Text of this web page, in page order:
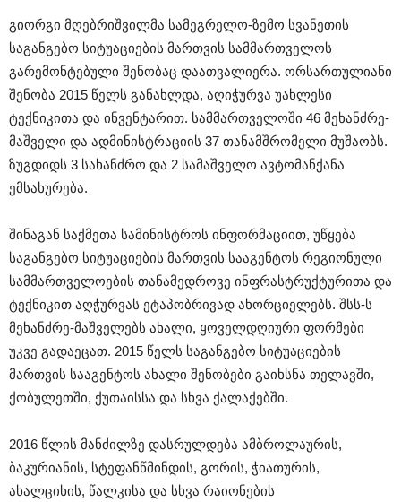
გიორგი მღებრიშვილმა სამეგრელო-ზემო სვანეთის
საგანგებო სიტუაციების მართვის სამმართველოს
გარემონტებული შენობაც დაათვალიერა. ორსართულიანი
შენობა 2015 წელს განახლდა, აღიჭურვა უახლესი
ტექნიკითა და ინვენტარით. სამმართველოში 46 მეხანძრე-
მაშველი და ადმინისტრაციის 37 თანამშრომელი მუშაობს.
ზუგდიდს 3 სახანძრო და 2 სამაშველო ავტომანქანა
ემსახურება.
შინაგან საქმეთა სამინისტროს ინფორმაციით, უწყება
საგანგებო სიტუაციების მართვის სააგენტოს რეგიონული
სამმართველოების თანამედროვე ინფრასტრუქტურითა და
ტექნიკით აღჭურვას ეტაპობრივად ახორციელებს. შსს-ს
მეხანძრე-მაშველებს ახალი, ყოველდღიური ფორმები
უკვე გადაეცათ. 2015 წელს საგანგებო სიტუაციების
მართვის სააგენტოს ახალი შენობები გაიხსნა თელავში,
ქობულეთში, ქუთაისსა და სხვა ქალაქებში.
2016 წლის მანძილზე დასრულდება ამბროლაურის,
ბაკურიანის, სტეფანწმინდის, გორის, ჭიათურის,
ახალციხის, წალკისა და სხვა რაიონების